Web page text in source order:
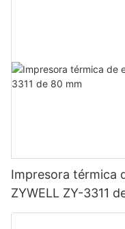
Impresora térmica
ZYWELL ZY-3311